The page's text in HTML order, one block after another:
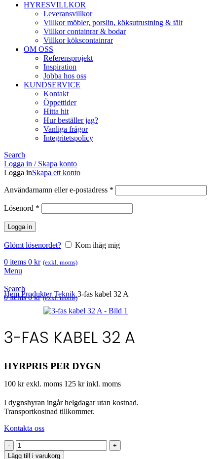
HYRESVILLKOR
Leveransvillkor
Villkor möbler, porslin, köksutrustning & tält
Villkor containrar & bodar
Villkor kökscontainrar
OM OSS
Referensprojekt
Inspiration
Jobba hos oss
KUNDSERVICE
Kontakt
Öppettider
Hitta hit
Hur beställer jag?
Vanliga frågor
Integritetspolicy
Search
Logga in / Skapa konto
Logga inSkapa ett konto
Användarnamn eller e-postadress *
Lösenord *
Logga in
Glömt lösenordet?
Kom ihåg mig
0 items 0 kr (exkl. moms)
Menu
Search
0items 0kr (exkl. moms)
HemProdukterTeknik3-fas kabel 32 A
3-FAS KABEL 32 A
HYRPRIS PER DYGN
100 kr exkl. moms 125 kr inkl. moms
I dygnshyran ingår helgdagar utan kostnad.
Transportkostnad tillkommer.
Kontakta oss
3-
fas
Lägg till i varukorg